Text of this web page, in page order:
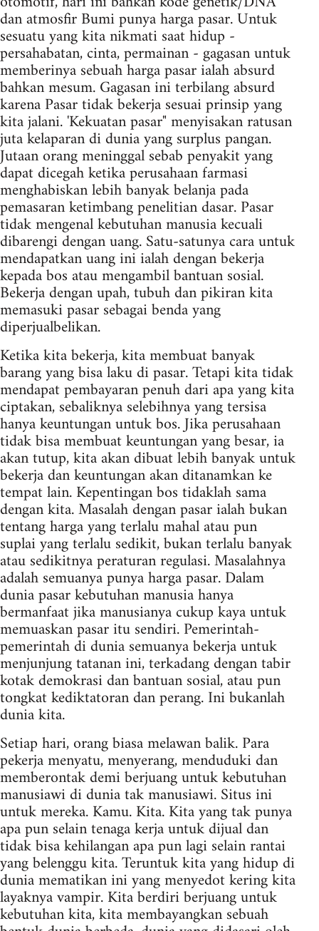
dan atmosfir Bumi punya harga pasar. Untuk
sesuatu yang kita nikmati saat hidup -
persahabatan, cinta, permainan - gagasan untuk
memberinya sebuah harga pasar ialah absurd
bahkan mesum. Gagasan ini terbilang absurd
karena Pasar tidak bekerja sesuai prinsip yang
kita jalani. 'Kekuatan pasar" menyisakan ratusan
juta kelaparan di dunia yang surplus pangan.
Jutaan orang meninggal sebab penyakit yang
dapat dicegah ketika perusahaan farmasi
menghabiskan lebih banyak belanja pada
pemasaran ketimbang penelitian dasar. Pasar
tidak mengenal kebutuhan manusia kecuali
dibarengi dengan uang. Satu-satunya cara untuk
mendapatkan uang ini ialah dengan bekerja
kepada bos atau mengambil bantuan sosial.
Bekerja dengan upah, tubuh dan pikiran kita
memasuki pasar sebagai benda yang
diperjualbelikan.
Ketika kita bekerja, kita membuat banyak
barang yang bisa laku di pasar. Tetapi kita tidak
mendapat pembayaran penuh dari apa yang kita
ciptakan, sebaliknya selebihnya yang tersisa
hanya keuntungan untuk bos. Jika perusahaan
tidak bisa membuat keuntungan yang besar, ia
akan tutup, kita akan dibuat lebih banyak untuk
bekerja dan keuntungan akan ditanamkan ke
tempat lain. Kepentingan bos tidaklah sama
dengan kita. Masalah dengan pasar ialah bukan
tentang harga yang terlalu mahal atau pun
suplai yang terlalu sedikit, bukan terlalu banyak
atau sedikitnya peraturan regulasi. Masalahnya
adalah semuanya punya harga pasar. Dalam
dunia pasar kebutuhan manusia hanya
bermanfaat jika manusianya cukup kaya untuk
memuaskan pasar itu sendiri. Pemerintah-
pemerintah di dunia semuanya bekerja untuk
menjunjung tatanan ini, terkadang dengan tabir
kotak demokrasi dan bantuan sosial, atau pun
tongkat kediktatoran dan perang. Ini bukanlah
dunia kita.
Setiap hari, orang biasa melawan balik. Para
pekerja menyatu, menyerang, menduduki dan
memberontak demi berjuang untuk kebutuhan
manusiawi di dunia tak manusiawi. Situs ini
untuk mereka. Kamu. Kita. Kita yang tak punya
apa pun selain tenaga kerja untuk dijual dan
tidak bisa kehilangan apa pun lagi selain rantai
yang belenggu kita. Teruntuk kita yang hidup di
dunia mematikan ini yang menyedot kering kita
layaknya vampir. Kita berdiri berjuang untuk
kebutuhan kita, kita membayangkan sebuah